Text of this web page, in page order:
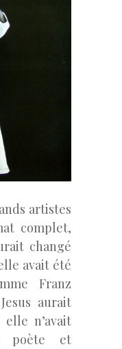
artistes
complet,
changé
avait été
Franz
aurait
n’avait
poète et